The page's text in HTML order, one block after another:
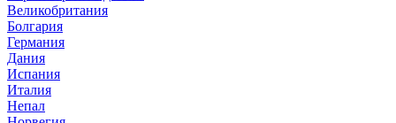
Великобритания
Болгария
Германия
Дания
Испания
Италия
Непал